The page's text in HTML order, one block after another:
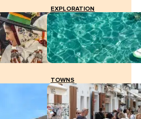
EXPLORATION
TOWNS